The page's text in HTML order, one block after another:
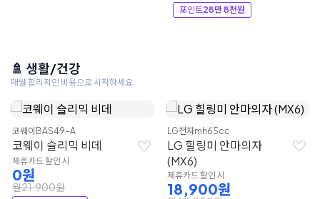
포인트28만 8천원
🚿 생활/건강
매월 합리적인 비용으로 시작하세요
코웨이 BAS49-A
코웨이 슬리믹 비데
제휴카드 할인 시
0원
월21,900원
LG전자mh65cc
LG 힐링미 안마의자
(MX6)
제휴카드 할인 시
18,900원